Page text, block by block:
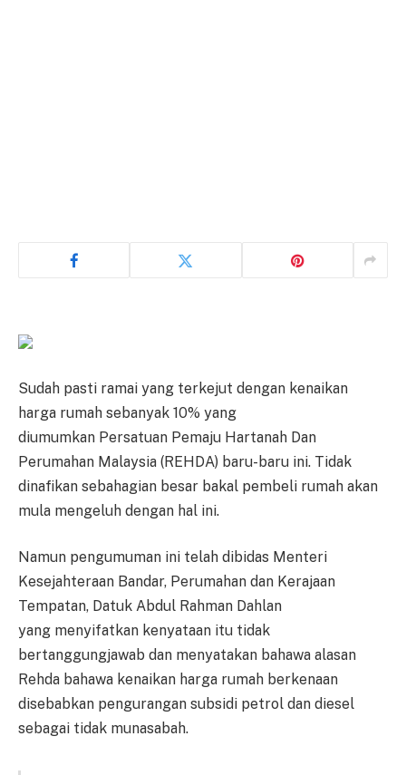
Sudah pasti ramai yang terkejut dengan kenaikan
harga rumah sebanyak 10% yang
diumumkan Persatuan Pemaju Hartanah Dan
Perumahan Malaysia (REHDA) baru-baru ini. Tidak
dinafikan sebahagian besar bakal pembeli rumah akan
mula mengeluh dengan hal ini.
Namun pengumuman ini telah dibidas Menteri
Kesejahteraan Bandar, Perumahan dan Kerajaan
Tempatan, Datuk Abdul Rahman Dahlan
yang menyifatkan kenyataan itu tidak
bertanggungjawab dan menyatakan bahawa alasan
Rehda bahawa kenaikan harga rumah berkenaan
disebabkan pengurangan subsidi petrol dan diesel
sebagai tidak munasabah.